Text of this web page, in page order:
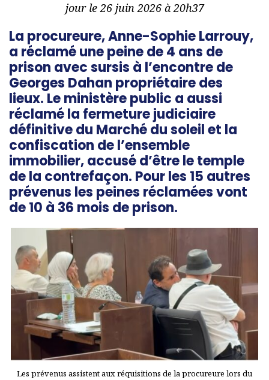
jour le 26 juin 2026 à 20h37
La procureure, Anne-Sophie Larrouy,
a réclamé une peine de 4 ans de
prison avec sursis à l’encontre de
Georges Dahan propriétaire des
lieux. Le ministère public a aussi
réclaméla fermeture judiciaire
définitive du Marché du soleil et la
confiscation de l’ensemble
immobilier, accusé d’être le temple
de la contrefaçon. Pour les 15 autres
prévenus les peines réclamées vont
de 10 à 36 mois de prison.
Les prévenus assistent aux réquisitions de la procureure lors du